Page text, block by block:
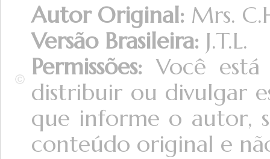
Autor Original: Mrs.
Versão Brasileira: J.T.L.
Permissões:Você
distribuir ou divulgar
que informe o autor,
conteúdo original e